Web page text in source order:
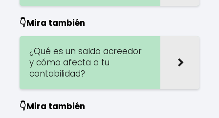
👇Mira también
¿Qué es un saldo acreedor
y cómo afecta a tu
contabilidad?
👇Mira también